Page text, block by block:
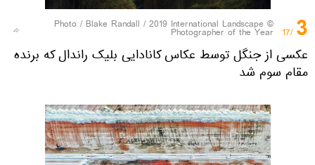
3
/17
© Photo /
Blake Randall / 2019 International Landscape
Photographer of the Year
عکسی از جنگل توسط عکاس کانادایی بلیک راندال که برنده
مقام سوم شد